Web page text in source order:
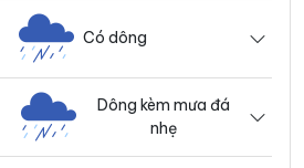
Có dông
Dông kèm mưa đá
nhẹ